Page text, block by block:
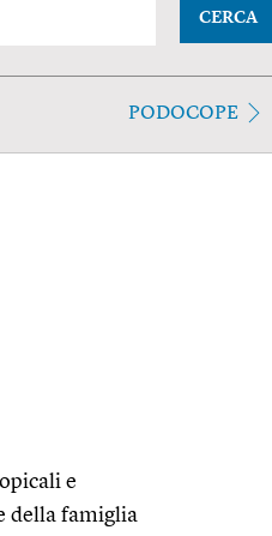
CERCA
PODOCOPE
e
della famiglia